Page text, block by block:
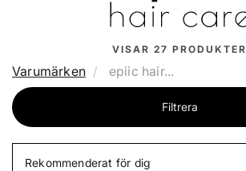
VISAR 27 PRODUKTER
Varumärken epiic hair...
Filtrera
Rekommenderat för dig